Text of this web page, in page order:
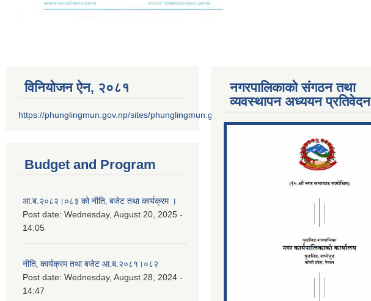
विनियोजन ऐन‚ २०८१
https://phunglingmun.gov.np/sites/phunglingmun.gov.np/files/documents/Al...
Budget and Program
आ.ब.२०८२।०८३ को नीति‚ बजेट तथा कार्यक्रम ।
Post date: Wednesday, August 20, 2025 -
14:05
नीति‚ कार्यक्रम तथा बजेट आ.ब.२०८१।०८२
Post date: Wednesday, August 28, 2024 -
14:47
नगरपालिकाको संगठन तथा
व्यवस्थापन अध्ययन प्रतिवेदन